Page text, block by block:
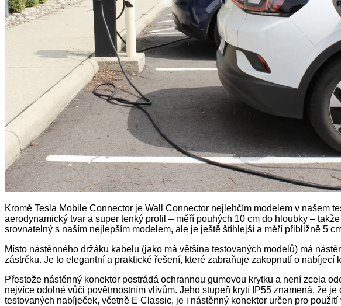
Kromě Tesla Mobile Connector je Wall Connector nejlehčím modelem v našem
aerodynamický tvar a super tenký profil – měří pouhých 10 cm do hloubky –
srovnatelný s naším nejlepším modelem, ale je ještě štíhlejší a měří přibližně 5
Místo nástěnného držáku kabelu (jako má většina testovaných modelů) má
zástrčku. Je to elegantní a praktické řešení, které zabraňuje zakopnutí o nabíjecí
Přestože nástěnný konektor postrádá ochrannou gumovou krytku a není zcela
nejvíce odolné vůči povětrnostním vlivům. Jeho stupeň krytí IP55 znamená, že
testovaných nabíječek, včetně E Classic, je i nástěnný konektor určen pro použití